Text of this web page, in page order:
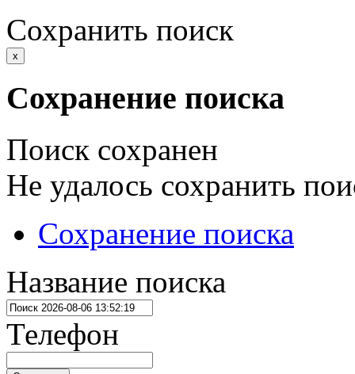
Сохранить поиск
x
Сохранение поиска
Поиск сохранен
Не удалось сохранить
Сохранение поиска
Название поиска
Телефон